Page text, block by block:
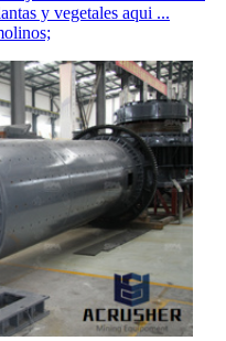
y vegetales aqui ...